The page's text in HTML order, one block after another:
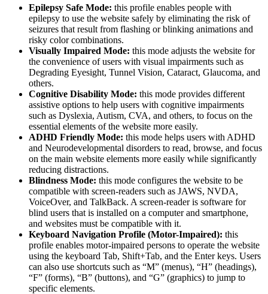
Epilepsy Safe Mode: this profile enables people with
epilepsy to use the website safely by eliminating the risk of
seizures that result from flashing or blinking animations and
risky color combinations.
Visually Impaired Mode: this mode adjusts the website for
the convenience of users with visual impairments such as
Degrading Eyesight, Tunnel Vision, Cataract, Glaucoma, and
others.
Cognitive Disability Mode: this mode provides different
assistive options to help users with cognitive impairments
such as Dyslexia, Autism, CVA, and others, to focus on the
essential elements of the website more easily.
ADHD Friendly Mode: this mode helps users with ADHD
and Neurodevelopmental disorders to read, browse, and focus
on the main website elements more easily while significantly
reducing distractions.
Blindness Mode: this mode configures the website to be
compatible with screen-readers such as JAWS, NVDA,
VoiceOver, and TalkBack. A screen-reader is software for
blind users that is installed on a computer and smartphone,
and websites must be compatible with it.
Keyboard Navigation Profile (Motor-Impaired): this
profile enables motor-impaired persons to operate the website
using the keyboard Tab, Shift+Tab, and the Enter keys. Users
can also use shortcuts such as “M” (menus), “H” (headings),
“F” (forms), “B” (buttons), and “G” (graphics) to jump to
specific elements.